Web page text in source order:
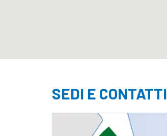
SEDI E CONTATTI